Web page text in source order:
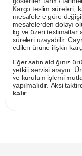
Kargo teslim süreleri,
mesafelere göre
mesafelerden dolayı
kg ve üzeri teslimatlar
süreleri uzayabilir.
edilen ürüne ilişkin
Eğer satın aldığınız
yetkili servisi arayın.
ve kurulum işlemi
yapılmalıdır. Aksi
kalır.